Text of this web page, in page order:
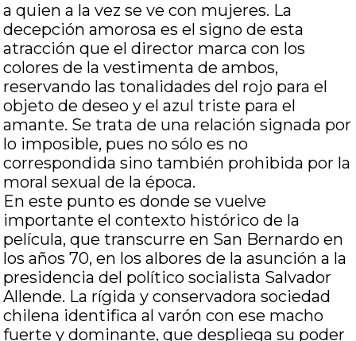
a quien a la vez se ve con mujeres. La
decepción amorosa es el signo de esta
atracción que el director marca con los
colores de la vestimenta de ambos,
reservando las tonalidades del rojo para el
objeto de deseo y el azul triste para el
amante. Se trata de una relación signada por
lo imposible, pues no sólo es no
correspondida sino también prohibida por la
moral sexual de la época.
En este punto es donde se vuelve
importante el contexto histórico de la
película, que transcurre en San Bernardo en
los años 70, en los albores de la asunción a la
presidencia del político socialista Salvador
Allende. La rígida y conservadora sociedad
chilena identifica al varón con ese macho
fuerte y dominante, que despliega su poder